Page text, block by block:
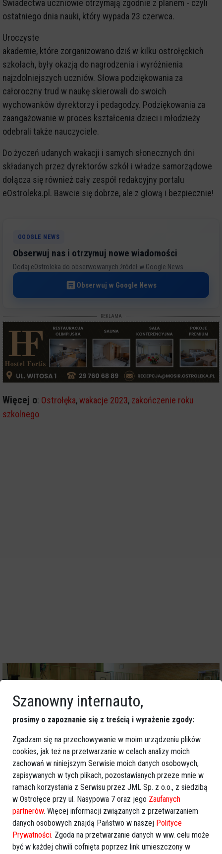
Świadectwa uczniowie otrzymają zgodnie z planem - czyli
ostatniego dnia nauki, który wypada 23 czerwca.
Uroczyste
akademie, które zorganizowano dziś w kilku ostrołęckich
szkołach, były okazją do nagrodzenia i wyróżnienia
najzdolniejszych uczniów. Słowa podziękowania za
całoroczny trud w naukę skierowali do swoich
wychowanków dyrektorzy i pedagodzy. Podziękowania za
zaangażowanie w proces kształcenia dzieci i młodzieży
odebrali także nauczyciele.
Do życzeń udanych wakacji i samych słonecznych dni
składanych przez dyrektorów szkół i władze samorządowe
dołącza się również cały zespół redakcyjny portalu
eOstroleka.pl. Bawcie się dobrze, ale z głową i bezpiecznie!
GOOGLE NEWS
Obserwuj nas i otrzymuj nowe wiadomości
Dodaj eOstroleka do obserwowanych źródeł w Google News.
Obserwuj w Google News
REKLAMA
Więcej o: Ostrołęka,wakacje 2023, zakończenie roku
szkolnego
Szanowny internauto,
prosimy o zapoznanie się z treścią i wyrażenie zgody:
Zgadzam się na przechowywanie w moim urządzeniu plików
cookies, jak też na przetwarzanie w celach analizy moich
zachowań w niniejszym Serwisie moich danych osobowych,
zapisywanych w tych plikach, pozostawianych przeze mnie w
ramach korzystania z Serwisu przez JML Sp. z o.o., z siedzibą
w Ostrołęce przy ul. Nasypowa 7 oraz jego Zaufanych
partnerów. Więcej informacji związanych z przetwarzaniem
danych osobowych znajdą Państwo w naszej Polityce
Prywatności. Zgoda na przetwarzanie danych w ww. celu może
być w każdej chwili cofnięta poprzez link umieszczony w